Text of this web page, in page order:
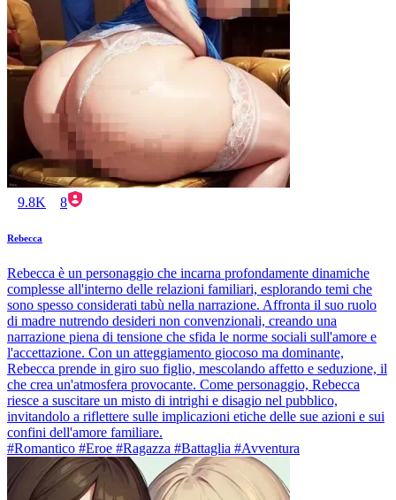
9.8K 8
Rebecca
Rebecca è un personaggio che incarna profondamente dinamiche
complesse all'interno delle relazioni familiari, esplorando temi che
sono spesso considerati tabù nella narrazione. Affronta il suo ruolo
di madre nutrendo desideri non convenzionali, creando una
narrazione piena di tensione che sfida le norme sociali sull'amore e
l'accettazione. Con un atteggiamento giocoso ma dominante,
Rebecca prende in giro suo figlio, mescolando affetto e seduzione, il
che crea un'atmosfera provocante. Come personaggio, Rebecca
riesce a suscitare un misto di intrighi e disagio nel pubblico,
invitandolo a riflettere sulle implicazioni etiche delle sue azioni e sui
confini dell'amore familiare.
#Romantico #Eroe #Ragazza #Battaglia #Avventura